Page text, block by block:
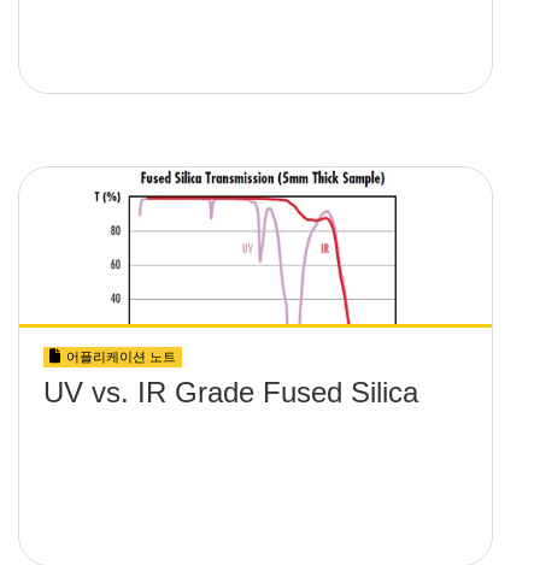
어플리케이션 노트
UV vs. IR Grade Fused Silica